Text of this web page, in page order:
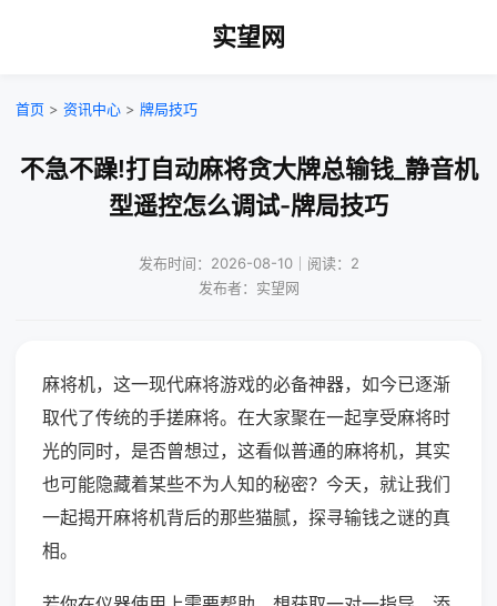
实望网
首页 > 资讯中心 > 牌局技巧
不急不躁!打自动麻将贪大牌总输钱_静音机
型遥控怎么调试-牌局技巧
发布时间：2026-08-10｜阅读：2
发布者：实望网
麻将机，这一现代麻将游戏的必备神器，如今已逐渐
取代了传统的手搓麻将。在大家聚在一起享受麻将时
光的同时，是否曾想过，这看似普通的麻将机，其实
也可能隐藏着某些不为人知的秘密？今天，就让我们
一起揭开麻将机背后的那些猫腻，探寻输钱之谜的真
相。